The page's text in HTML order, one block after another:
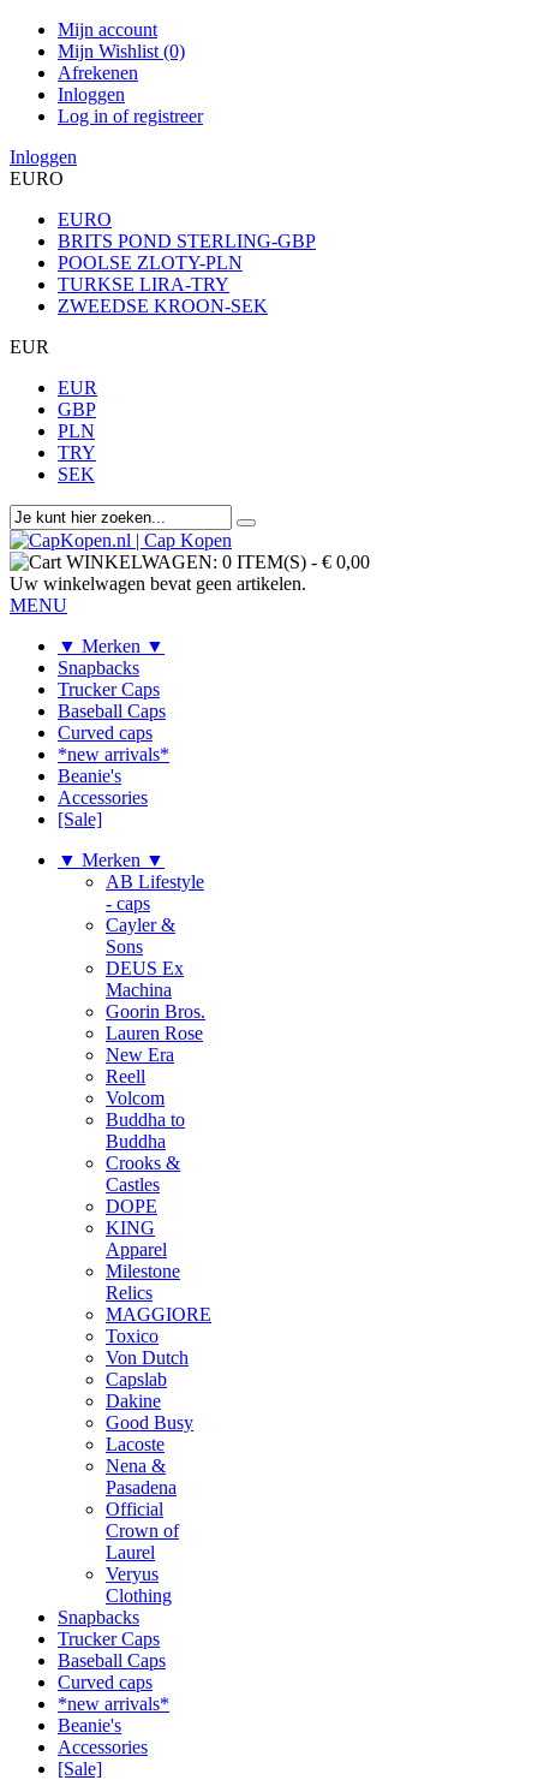
Mijn account
Mijn Wishlist (0)
Afrekenen
Inloggen
Log in of registreer
Inloggen
EURO
EURO
BRITS POND STERLING-GBP
POOLSE ZLOTY-PLN
TURKSE LIRA-TRY
ZWEEDSE KROON-SEK
EUR
EUR
GBP
PLN
TRY
SEK
WINKELWAGEN: 0 ITEM(S) - € 0,00
Uw winkelwagen bevat geen artikelen.
MENU
▼ Merken ▼
Snapbacks
Trucker Caps
Baseball Caps
Curved caps
*new arrivals*
Beanie's
Accessories
[Sale]
▼ Merken ▼
AB Lifestyle
- caps
Cayler &
Sons
DEUS Ex
Machina
Goorin Bros.
Lauren Rose
New Era
Reell
Volcom
Buddha to
Buddha
Crooks &
Castles
DOPE
KING
Apparel
Milestone
Relics
MAGGIORE
Toxico
Von Dutch
Capslab
Dakine
Good Busy
Lacoste
Nena &
Pasadena
Official
Crown of
Laurel
Veryus
Clothing
Snapbacks
Trucker Caps
Baseball Caps
Curved caps
*new arrivals*
Beanie's
Accessories
[Sale]